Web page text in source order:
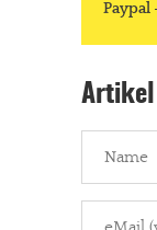
Paypal
Artikel